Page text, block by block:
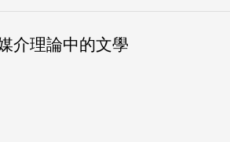
介理論中的文學